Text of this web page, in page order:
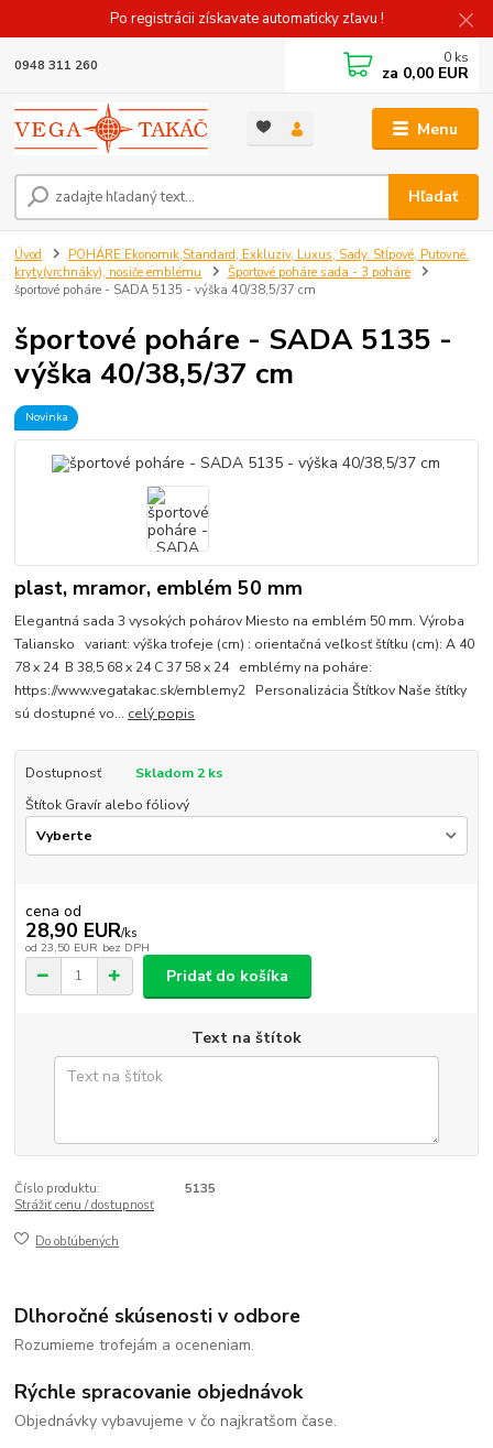
Po registrácii získavate automaticky zľavu !
Menu
Hľadať
0948 311 260 0 ks
za 0,00 EUR
Úvod
POHÁRE Ekonomik,Standard, Exkluziv, Luxus, Sady. Stĺpové, Putovné.
kryty(vrchnáky), nosiče emblému
Športové poháre sada - 3 poháre
športové poháre - SADA 5135 - výška 40/38,5/37 cm
športové poháre - SADA 5135 -
výška 40/38,5/37 cm
Novinka
plast, mramor, emblém 50 mm
Elegantná sada 3 vysokých pohárov Miesto na emblém 50 mm. Výroba
Taliansko variant: výška trofeje (cm) : orientačná veľkosť štítku (cm): A 40
78 x 24 B 38,5 68 x 24 C 37 58 x 24 emblémy na poháre:
https://www.vegatakac.sk/emblemy2 Personalizácia Štítkov Naše štítky
sú dostupné vo... celý popis
Dostupnosť
Skladom 2 ks
Štítok Gravír alebo fóliový
cena od
28,90 EUR/ks
od 23,50 EUR bez DPH
Pridať do košíka
Text na štítok
Číslo produktu:
5135
Strážiť cenu / dostupnosť
Do obľúbených
Dlhoročné skúsenosti v odbore
Rozumieme trofejám a oceneniam.
Rýchle spracovanie objednávok
Objednávky vybavujeme v čo najkratšom čase.